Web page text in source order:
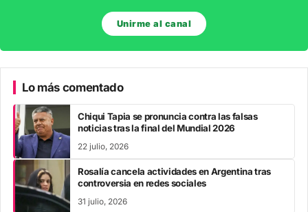
Unirme al canal
Lo más comentado
Chiqui Tapia se pronuncia contra las falsas
noticias tras la final del Mundial 2026
22 julio, 2026
Rosalía cancela actividades en Argentina tras
controversia en redes sociales
31 julio, 2026